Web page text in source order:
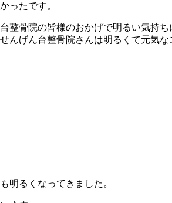
ったです。
整骨院の皆様のおかげで明るい気持ち
んげん台整骨院さんは明るくて元気
明るくなってきました。